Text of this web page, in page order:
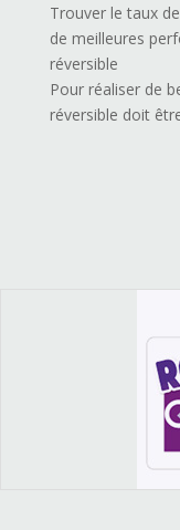
Trouver le taux
de meilleures
réversible
Pour réaliser de
réversible doit